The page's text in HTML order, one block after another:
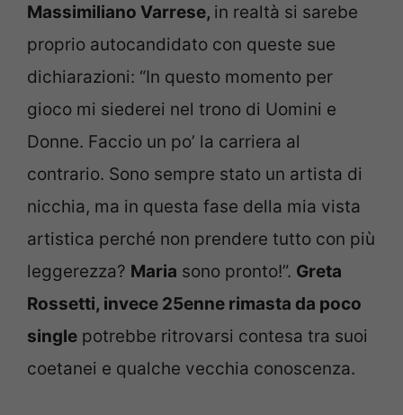
Massimiliano Varrese, in realtà si sarebe
proprio autocandidato con queste sue
dichiarazioni: “In questo momento per
gioco mi siederei nel trono di Uomini e
Donne. Faccio un po’ la carriera al
contrario. Sono sempre stato un artista di
nicchia, ma in questa fase della mia vista
artistica perché non prendere tutto con più
leggerezza? Maria sono pronto!”. Greta
Rossetti, invece 25enne rimasta da poco
single potrebbe ritrovarsi contesa tra suoi
coetanei e qualche vecchia conoscenza.